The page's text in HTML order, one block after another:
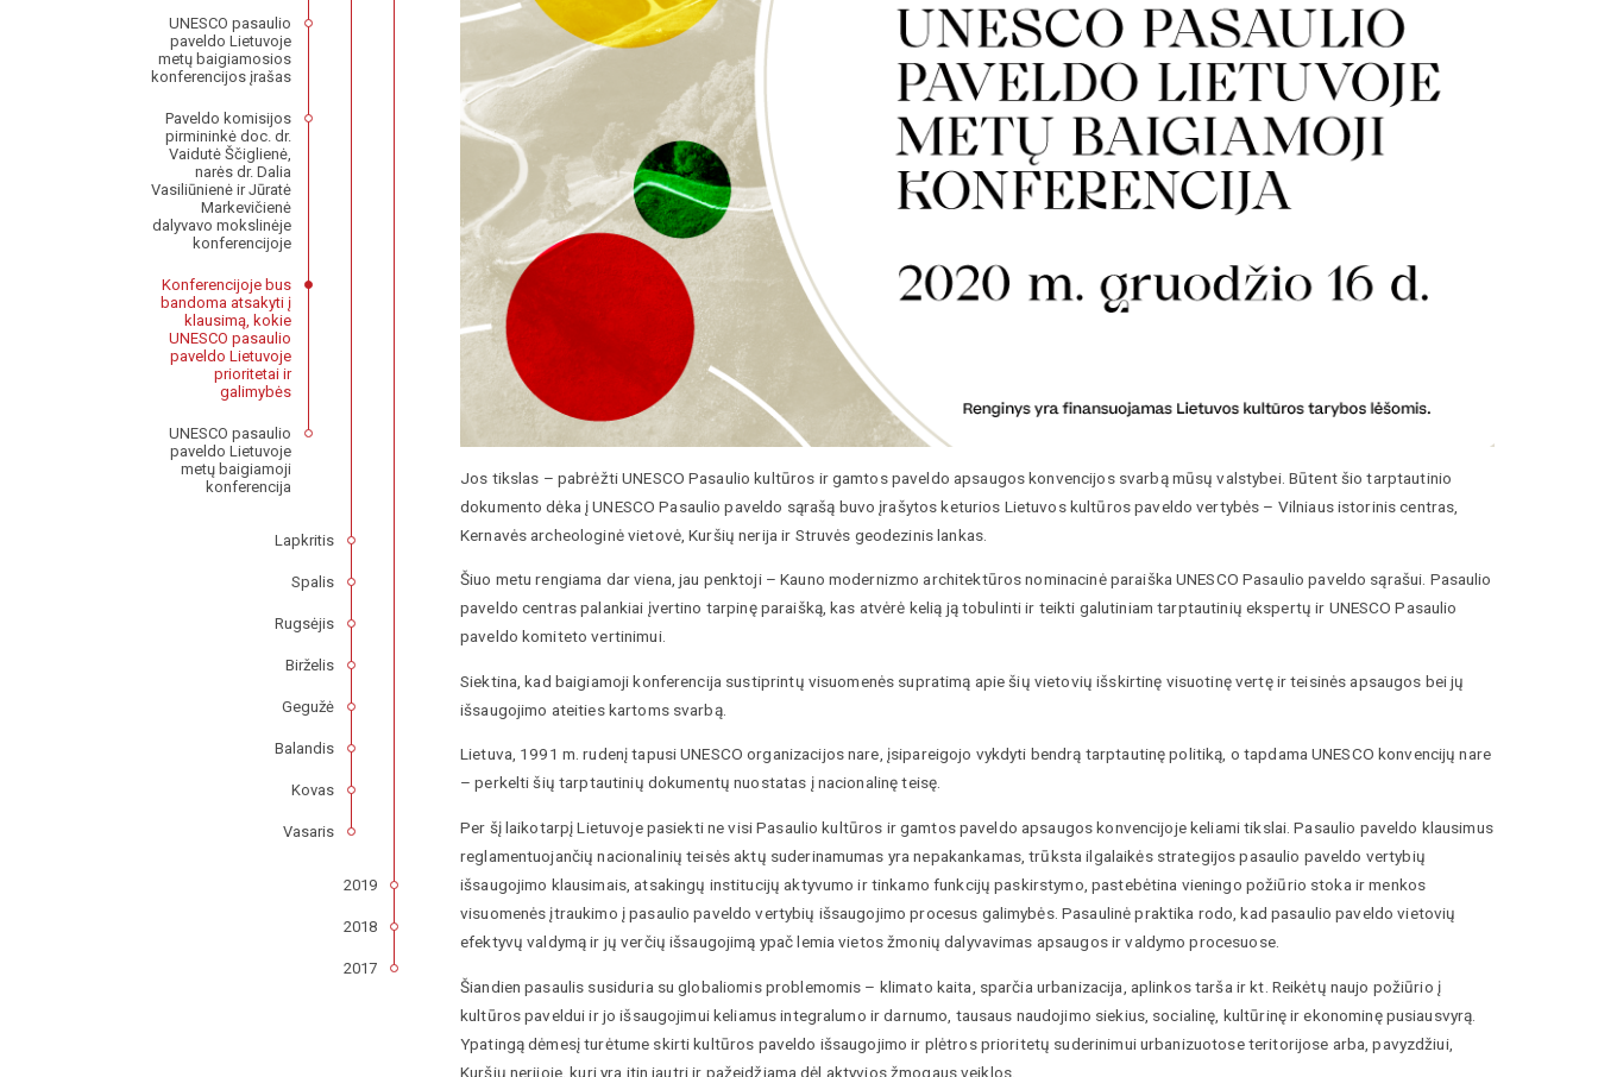
Jos tikslas – pabrėžti UNESCO Pasaulio kultūros ir gamtos paveldo apsaugos konvencijos svarbą mūsų valstybei. Būtent šio tarptautinio
dokumento dėka į UNESCO Pasaulio paveldo sąrašą buvo įrašytos keturios Lietuvos kultūros paveldo vertybės – Vilniaus istorinis centras,
Kernavės archeologinė vietovė, Kuršių nerija ir Struvės geodezinis lankas.
Šiuo metu rengiama dar viena, jau penktoji – Kauno modernizmo architektūros nominacinė paraiška UNESCO Pasaulio paveldo sąrašui. Pasaulio
paveldo centras palankiai įvertino tarpinę paraišką, kas atvėrė kelią ją tobulinti ir teikti galutiniam tarptautinių ekspertų ir UNESCO Pasaulio
paveldo komiteto vertinimui.
Siektina, kad baigiamoji konferencija sustiprintų visuomenės supratimą apie šių vietovių išskirtinę visuotinę vertę ir teisinės apsaugos bei jų
išsaugojimo ateities kartoms svarbą.
Lietuva, 1991 m. rudenį tapusi UNESCO organizacijos nare, įsipareigojo vykdyti bendrą tarptautinę politiką, o tapdama UNESCO konvencijų nare
– perkelti šių tarptautinių dokumentų nuostatas į nacionalinę teisę.
Per šį laikotarpį Lietuvoje pasiekti ne visi Pasaulio kultūros ir gamtos paveldo apsaugos konvencijoje keliami tikslai. Pasaulio paveldo klausimus
reglamentuojančių nacionalinių teisės aktų suderinamumas yra nepakankamas, trūksta ilgalaikės strategijos pasaulio paveldo vertybių
išsaugojimo klausimais, atsakingų institucijų aktyvumo ir tinkamo funkcijų paskirstymo, pastebėtina vieningo požiūrio stoka ir menkos
visuomenės įtraukimo į pasaulio paveldo vertybių išsaugojimo procesus galimybės. Pasaulinė praktika rodo, kad pasaulio paveldo vietovių
efektyvų valdymą ir jų verčių išsaugojimą ypač lemia vietos žmonių dalyvavimas apsaugos ir valdymo procesuose.
Šiandien pasaulis susiduria su globaliomis problemomis – klimato kaita, sparčia urbanizacija, aplinkos tarša ir kt. Reikėtų naujo požiūrio į
kultūros paveldui ir jo išsaugojimui keliamus integralumo ir darnumo, tausaus naudojimo siekius, socialinę, kultūrinę ir ekonominę pusiausvyrą.
Ypatingą dėmesį turėtume skirti kultūros paveldo išsaugojimo ir plėtros prioritetų suderinimui urbanizuotose teritorijose arba, pavyzdžiui,
Kuršių nerijoje, kuri yra itin jautri ir pažeidžiama dėl aktyvios žmogaus veiklos.
UNESCO pasaulio
paveldo Lietuvoje
metų baigiamosios
konferencijos įrašas
Paveldo komisijos
pirmininkė doc. dr.
Vaidutė Ščiglienė,
narės dr. Dalia
Vasiliūnienė ir Jūratė
Markevičienė
dalyvavo mokslinėje
konferencijoje
Konferencijoje bus
bandoma atsakyti į
klausimą, kokie
UNESCO pasaulio
paveldo Lietuvoje
prioritetai ir
galimybės
UNESCO pasaulio
paveldo Lietuvoje
metų baigiamoji
konferencija
Lapkritis
Spalis
Rugsėjis
Birželis
Gegužė
Balandis
Kovas
Vasaris
2019
2018
2017